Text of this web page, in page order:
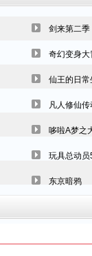
剑来第二季
奇幻变身大
仙王的日
凡人修仙
哆啦A梦之
玩具总动员
东京暗鸦